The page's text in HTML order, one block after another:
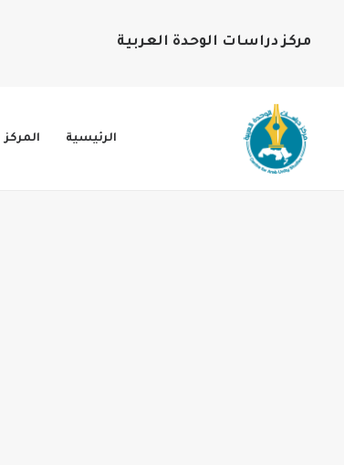
مركز دراسات الوحدة العربية
الرئيسية المركز